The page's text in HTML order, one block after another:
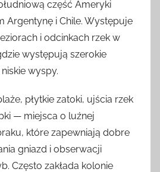
część Ameryki
Argentynę i Chile. Występuje
i odcinkach rzek w
występują szerokie
wyspy.
płytkie zatoki, ujścia rzek
— miejsca o luźnej
które zapewniają dobre
gniazd i obserwacji
Często zakłada kolonie